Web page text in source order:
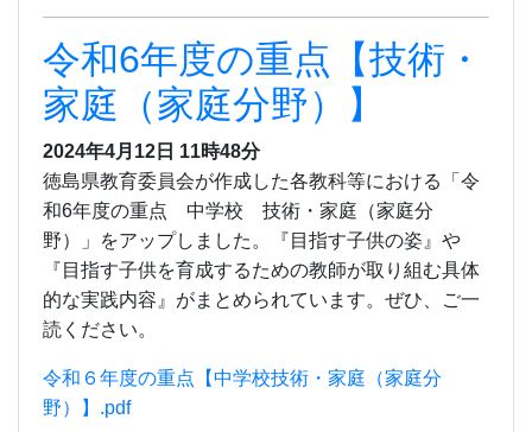
令和6年度の重点【技術・
家庭（家庭分野）】
2024年4月12日 11時48分
徳島県教育委員会が作成した各教科等における「令
和6年度の重点 中学校 技術・家庭（家庭分
野）」をアップしました。『目指す子供の姿』や
『目指す子供を育成するための教師が取り組む具体
的な実践内容』がまとめられています。ぜひ、ご一
読ください。
令和６年度の重点【中学校技術・家庭（家庭分
野）】.pdf